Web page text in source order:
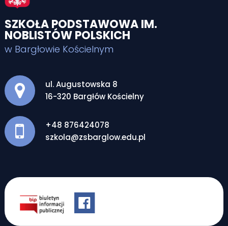
SZKOŁA PODSTAWOWA IM.
NOBLISTÓW POLSKICH
w Bargłowie Kościelnym
Adres pocztowy:
ul. Augustowska 8
16-320 Bargłów Kościelny
+48 876424078
szkola@zsbarglow.edu.pl